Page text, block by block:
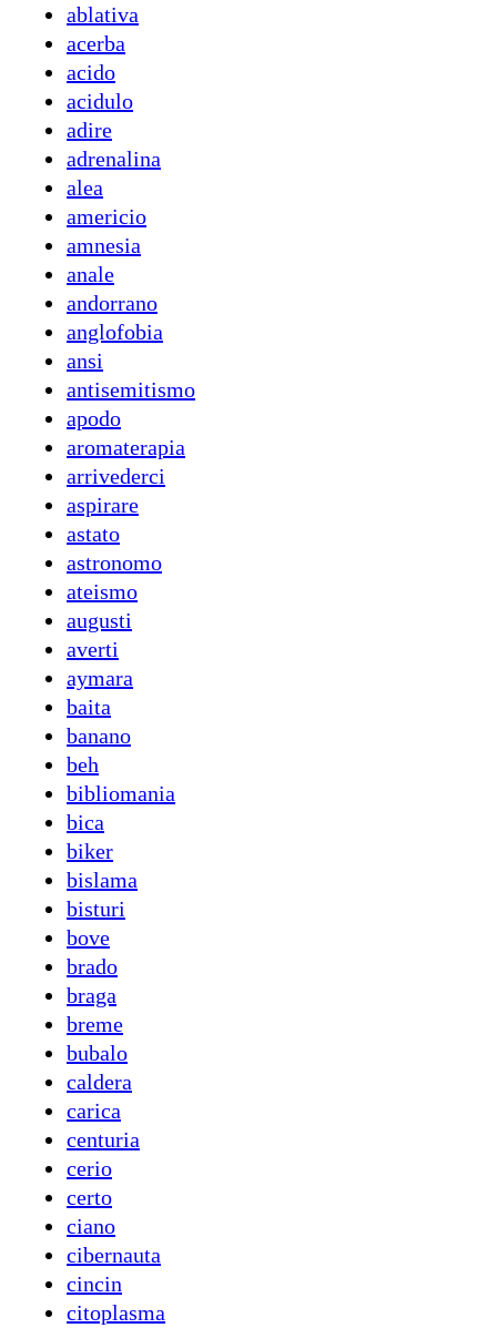
ablativa
acerba
acido
acidulo
adire
adrenalina
alea
americio
amnesia
anale
andorrano
anglofobia
ansi
antisemitismo
apodo
aromaterapia
arrivederci
aspirare
astato
astronomo
ateismo
augusti
averti
aymara
baita
banano
beh
bibliomania
bica
biker
bislama
bisturi
bove
brado
braga
breme
bubalo
caldera
carica
centuria
cerio
certo
ciano
cibernauta
cincin
citoplasma